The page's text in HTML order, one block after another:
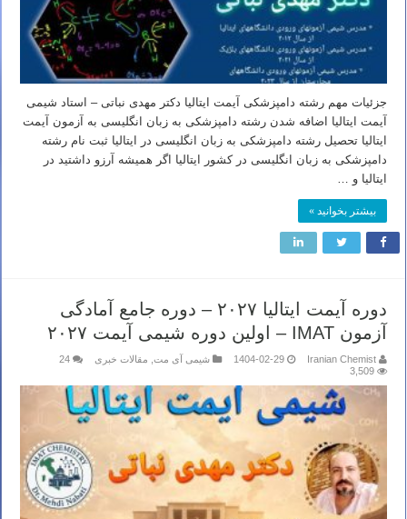
جزئیات مهم رشته دامپزشکی آیمت ایتالیا دکتر مهدی نباتی – استاد شیمی
آیمت ایتالیا اضافه شدن رشته دامپزشکی به زبان انگلیسی به آزمون آیمت
ایتالیا تحصیل رشته دامپزشکی به زبان انگلیسی در ایتالیا ثبت نام رشته
دامپزشکی به زبان انگلیسی در کشور ایتالیا اگر همیشه آرزو داشتید در
ایتالیا و …
بیشتر بخوانید »
دوره آیمت ایتالیا ۲۰۲۷ – دوره جامع آمادگی
آزمون IMAT – اولین دوره شیمی آیمت ۲۰۲۷
Iranian Chemist
1404-02-29 شیمی آی مت, مقالات خبری
24
3,509